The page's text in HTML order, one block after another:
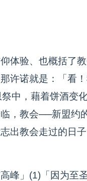
体验、也概括了
许诺就是：「看
中，藉着饼酒变
，教会──新盟约
出教会走过的日子
峰」(1)「因为至